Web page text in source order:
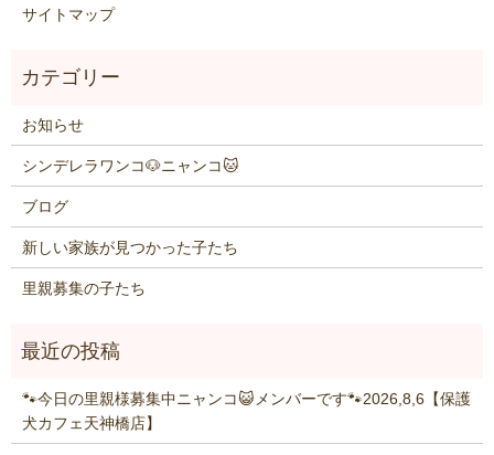
サイトマップ
お知らせ
シンデレラワンコ🐶ニャンコ🐱
ブログ
新しい家族が見つかった子たち
里親募集の子たち
🐾今日の里親様募集中ニャンコ😺メンバーです🐾2026,8,6【保護
犬カフェ天神橋店】